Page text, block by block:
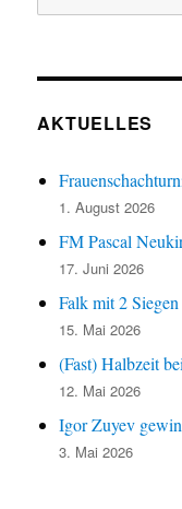
nach:
AKTUELLES
1. August 2026
FM Pascal
17. Juni 2026
Falk mit 2
15. Mai 2026
(Fast) Halbzeit
12. Mai 2026
Igor Zuyev
3. Mai 2026